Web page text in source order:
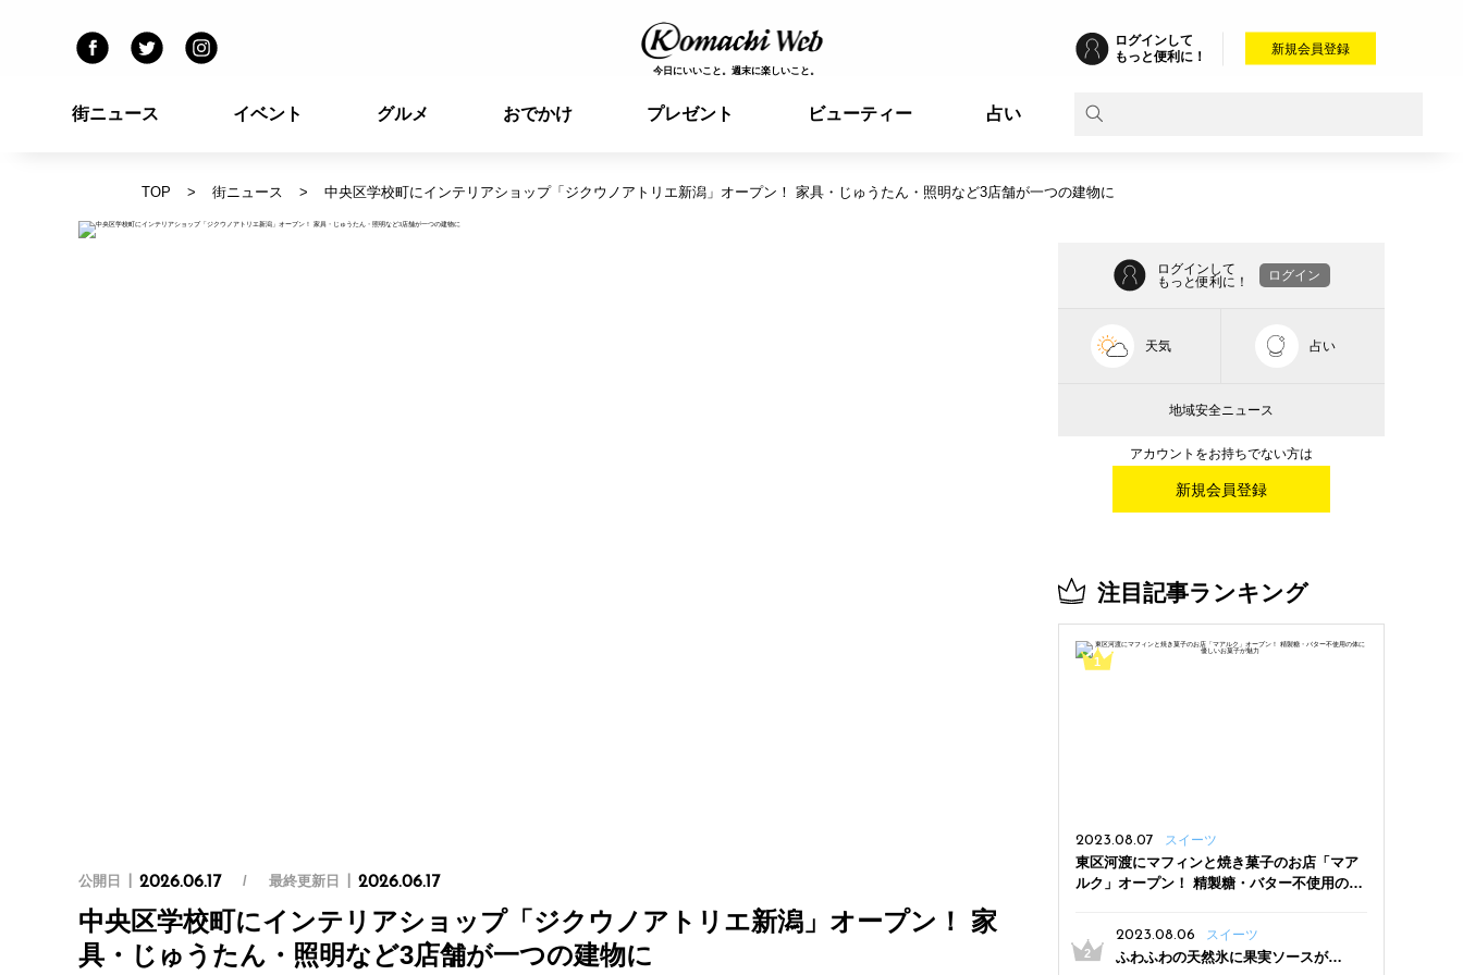
今日にいいこと。週末に楽しいこと。
ログインして
もっと便利に！
新規会員登録
街ニュース イベント グルメ おでかけ プレゼント ビューティー 占い
TOP 街ニュース 中央区学校町にインテリアショップ「ジクウノアトリエ新潟」オープン！ 家具・じゅうたん・照明など3店舗が一つの建物に
公開日 2026.06.17 最終更新日 2026.06.17
中央区学校町にインテリアショップ「ジクウノアトリエ新潟」オープン！ 家
具・じゅうたん・照明など3店舗が一つの建物に
ログインして
もっと便利に！
ログイン
天気 占い
地域安全ニュース
アカウントをお持ちでない方は
新規会員登録
注目記事ランキング
2023.08.07 スイーツ
東区河渡にマフィンと焼き菓子のお店「マア
ルク」オープン！ 精製糖・バター不使用の体
2023.08.06
スイーツ
ふわふわの天然氷に果実ソースがた